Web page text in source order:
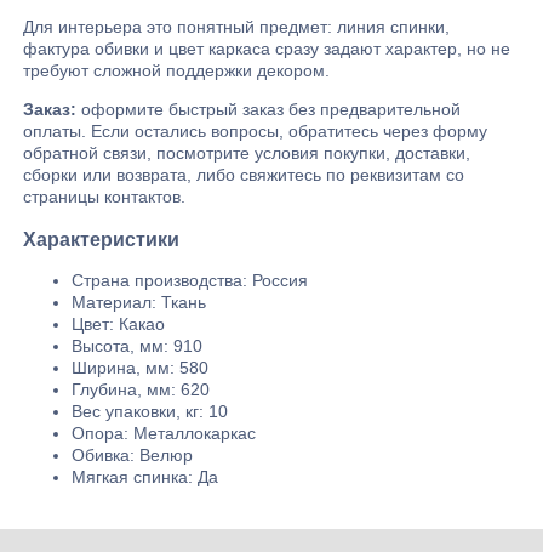
Для интерьера это понятный предмет: линия спинки,
фактура обивки и цвет каркаса сразу задают характер, но не
требуют сложной поддержки декором.
Заказ: оформите быстрый заказ без предварительной
оплаты. Если остались вопросы, обратитесь через форму
обратной связи, посмотрите условия покупки, доставки,
сборки или возврата, либо свяжитесь по реквизитам со
страницы контактов.
Характеристики
Страна производства: Россия
Материал: Ткань
Цвет: Какао
Высота, мм: 910
Ширина, мм: 580
Глубина, мм: 620
Вес упаковки, кг: 10
Опора: Металлокаркас
Обивка: Велюр
Мягкая спинка: Да